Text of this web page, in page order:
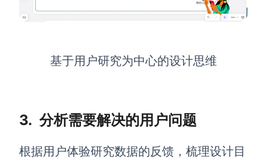
定价
基于用户研究为中心的设计思维
3. 分析需要解决的用户问题
根据用户体验研究数据的反馈，梳理设计目